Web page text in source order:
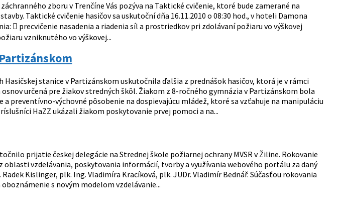
zboru v Trenčíne Vás pozýva na Taktické cvičenie, ktoré bude zamerané na
Taktické cvičenie hasičov sa uskutoční dňa 16.11.2010 o 08:30 hod., v hoteli Damona
 precvičenie nasadenia a riadenia síl a prostriedkov pri zdolávaní požiaru vo výškovej
vzniknutého vo výškovej...
Hasičskej stanice v Partizánskom uskutočnila ďalšia z prednášok hasičov, ktorá je v rámci
určená pre žiakov stredných škôl. Žiakom z 8-ročného gymnázia v Partizánskom bola
preventívno-výchovné pôsobenie na dospievajúcu mládež, ktoré sa vzťahuje na manipuláciu
HaZZ ukázali žiakom poskytovanie prvej pomoci a na...
prijatie českej delegácie na Strednej škole požiarnej ochrany MVSR v Žiline. Rokovanie
vzdelávania, poskytovania informácií, tvorby a využívania webového portálu za daný
Kislinger, plk. Ing. Vladimíra Kracíková, plk. JUDr. Vladimír Bednář. Súčasťou rokovania
s novým modelom vzdelávanie...